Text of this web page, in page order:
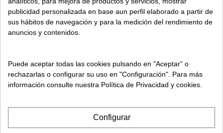
publicidad personalizada en base aun perfil elaborado a partir de
sus hábitos de navegación y para la medición del rendimiento de
anuncios y contenidos.
Puede aceptar todas las cookies pulsando en "Aceptar" o
rechazarlas o configurar su uso en "Configuración". Para más
información consulte nuestra Política de Privacidad y cookies.
Configurar